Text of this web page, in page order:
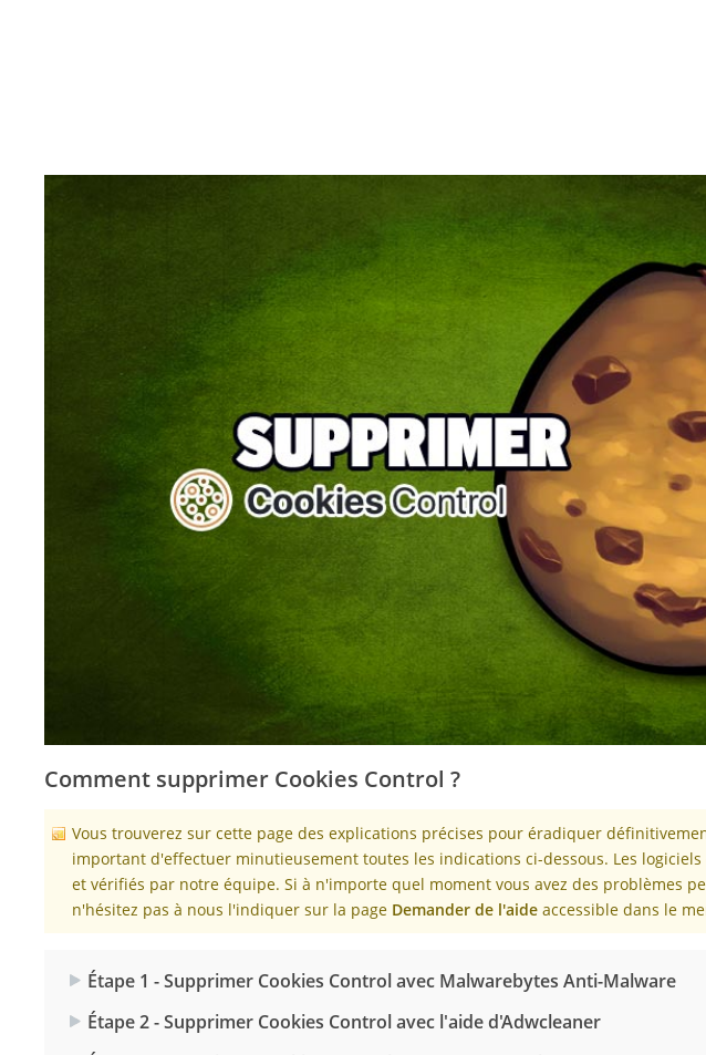
Comment supprimer Cookies Control ?
Vous trouverez sur cette page des explications précises pour éradiquer
important d'effectuer minutieusement toutes les indications ci-dessous. Les
et vérifiés par notre équipe. Si à n'importe quel moment vous avez des problèmes
n'hésitez pas à nous l'indiquer sur la page Demander de l'aide accessible dans le
Étape 1 - Supprimer Cookies Control avec Malwarebytes Anti-Malware
Étape 2 - Supprimer Cookies Control avec l'aide d'Adwcleaner